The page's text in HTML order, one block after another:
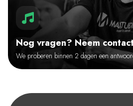
Nog vragen? Neem
We proberen binnen 2 dagen een